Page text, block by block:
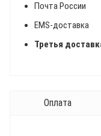
Почта России
EMS-доставка
Третья
Оплата